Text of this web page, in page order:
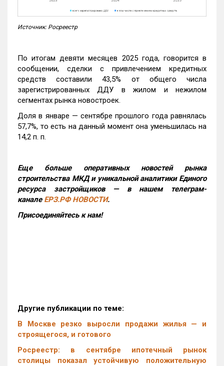
Источник: Росреестр
По итогам девяти месяцев 2025 года, говорится в
сообщении, сделки с привлечением кредитных
средств составили 43,5% от общего числа
зарегистрированных ДДУ в жилом и нежилом
сегментах рынка новостроек.
Доля в январе — сентябре прошлого года равнялась
57,7%, то есть на данный момент она уменьшилась на
14,2 п. п.
Еще больше оперативных новостей рынка
строительства МКД и уникальной аналитики Единого
ресурса застройщиков — в нашем телеграм-
канале ЕРЗ.РФ НОВОСТИ.
Присоединяйтесь к нам!
Другие публикации по теме:
В Москве резко выросли продажи жилья — и
строящегося, и готового
Росреестр: в сентябре ипотечный рынок
столицы показал устойчивую положительную